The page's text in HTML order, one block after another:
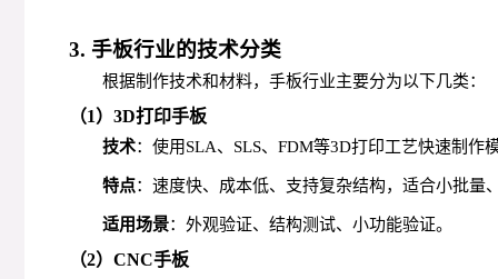
3. 手板行业的技术分类
根据制作技术和材料，手板行业主要分为以下几类：
（1）3D打印手板
技术：使用SLA、SLS、FDM等3D打印工艺快速制作
特点：速度快、成本低、支持复杂结构，适合小批量
适用场景：外观验证、结构测试、小功能验证。
（2）CNC手板